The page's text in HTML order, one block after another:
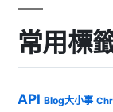
常用標
API Blog大小事